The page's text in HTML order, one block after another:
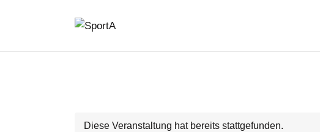
Diese Veranstaltung hat bereits stattgefunden.